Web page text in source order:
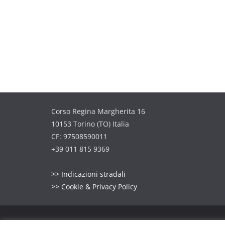
Corso Regina Margherita 16
10153 Torino (TO) Italia
CF: 97508590011
+39 011 815 9369
>> Indicazioni stradali
>> Cookie & Privacy Policy